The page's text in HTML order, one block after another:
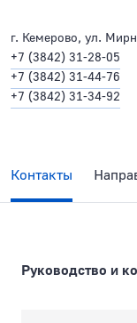
г. Кемерово, ул.
+7 (3842) 31-28-05
+7 (3842) 31-44-76
+7 (3842) 31-34-92
Контакты
Руководство и